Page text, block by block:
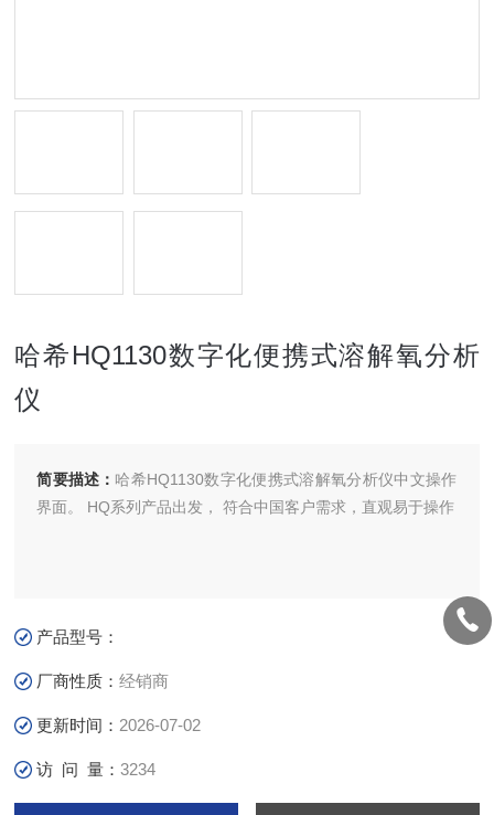
哈希HQ1130数字化便携式溶解氧分析
仪
简要描述： 哈希HQ1130数字化便携式溶解氧分析仪中文操作
界面。 HQ系列产品出发， 符合中国客户需求，直观易于操作
产品型号：
厂商性质：经销商
更新时间： 2026-07-02
访 问 量：3234